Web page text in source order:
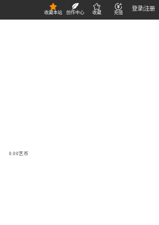
收藏本站 创作中心 收藏 充值
登录|注册
0.00艺币